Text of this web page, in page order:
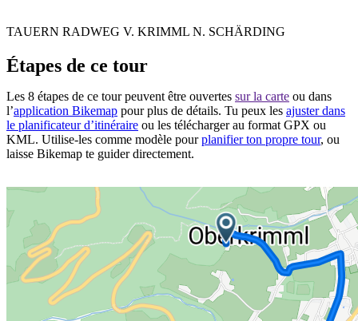
TAUERN RADWEG V. KRIMML N. SCHÄRDING
Étapes de ce tour
Les 8 étapes de ce tour peuvent être ouvertes sur la carte ou dans
l’application Bikemap pour plus de détails. Tu peux les ajuster dans
le planificateur d’itinéraire ou les télécharger au format GPX ou
KML. Utilise-les comme modèle pourplanifier ton propre tour, ou
laisse Bikemap te guider directement.